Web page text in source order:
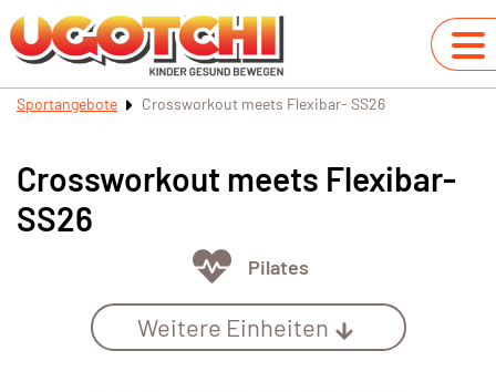
Sportangebote Crossworkout meets Flexibar- SS26
Crossworkout meets Flexibar-
SS26
Pilates
Weitere Einheiten